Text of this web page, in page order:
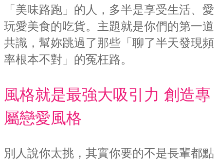
「美味路跑」的人，多半是享受生活、愛
玩愛美食的吃貨。主題就是你們的第一道
共識，幫妳跳過了那些「聊了半天發現頻
率根本不對」的冤枉路。
風格就是最強大吸引力 創造專
屬戀愛風格
別人說你太挑，其實你要的不是長輩都點